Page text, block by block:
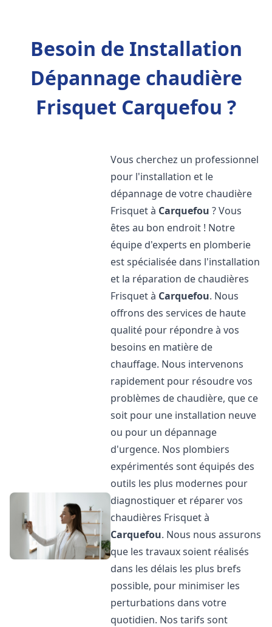
Besoin de Installation
Dépannage chaudière
Frisquet Carquefou ?
Vous cherchez un professionnel
pour l'installation et le
dépannage de votre chaudière
Frisquet à Carquefou ? Vous
êtes au bon endroit ! Notre
équipe d'experts en plomberie
est spécialisée dans l'installation
et la réparation de chaudières
Frisquet à Carquefou. Nous
offrons des services de haute
qualité pour répondre à vos
besoins en matière de
chauffage. Nous intervenons
rapidement pour résoudre vos
problèmes de chaudière, que ce
soit pour une installation neuve
ou pour un dépannage
d'urgence. Nos plombiers
expérimentés sont équipés des
outils les plus modernes pour
diagnostiquer et réparer vos
chaudières Frisquet à
Carquefou. Nous nous assurons
que les travaux soient réalisés
dans les délais les plus brefs
possible, pour minimiser les
perturbations dans votre
quotidien. Nos tarifs sont